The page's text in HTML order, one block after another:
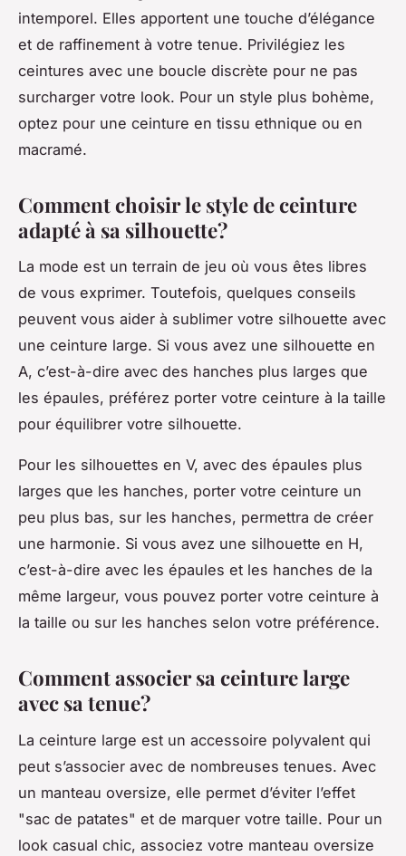
intemporel. Elles apportent une touche d’élégance
et de raffinement à votre tenue. Privilégiez les
ceintures avec une boucle discrète pour ne pas
surcharger votre look. Pour un style plus bohème,
optez pour une ceinture en tissu ethnique ou en
macramé.
Comment choisir le style de ceinture
adapté à sa silhouette?
La mode est un terrain de jeu où vous êtes libres
de vous exprimer. Toutefois, quelques conseils
peuvent vous aider à sublimer votre silhouette avec
une ceinture large. Si vous avez une silhouette en
A, c’est-à-dire avec des hanches plus larges que
les épaules, préférez porter votre ceinture à la taille
pour équilibrer votre silhouette.
Pour les silhouettes en V, avec des épaules plus
larges que les hanches, porter votre ceinture un
peu plus bas, sur les hanches, permettra de créer
une harmonie. Si vous avez une silhouette en H,
c’est-à-dire avec les épaules et les hanches de la
même largeur, vous pouvez porter votre ceinture à
la taille ou sur les hanches selon votre préférence.
Comment associer sa ceinture large
avec sa tenue?
La ceinture large est un accessoire polyvalent qui
peut s’associer avec de nombreuses tenues. Avec
un manteau oversize, elle permet d’éviter l’effet
"sac de patates" et de marquer votre taille. Pour un
look casual chic, associez votre manteau oversize